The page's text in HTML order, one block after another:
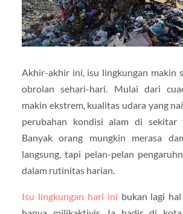
Akhir-akhir ini, isu lingkungan makin
obrolan sehari-hari. Mulai dari
makin ekstrem, kualitas udara yang
perubahan kondisi alam di sekitar
Banyak orang mungkin merasa
langsung, tapi pelan-pelan
dalam rutinitas harian.
Isu lingkungan hari ini bukan lagi